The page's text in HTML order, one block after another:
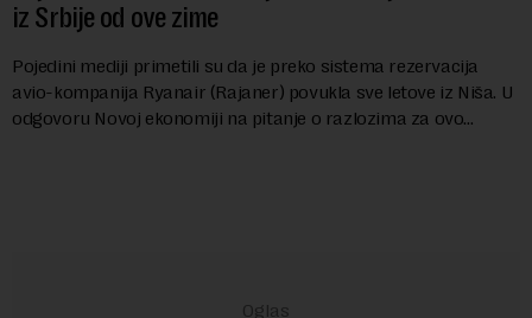
iz Srbije od ove zime
Pojedini mediji primetili su da je preko sistema rezervacija
avio-kompanija Ryanair (Rajaner) povukla sve letove iz Niša. U
odgovoru Novoj ekonomiji na pitanje o razlozima za ovo